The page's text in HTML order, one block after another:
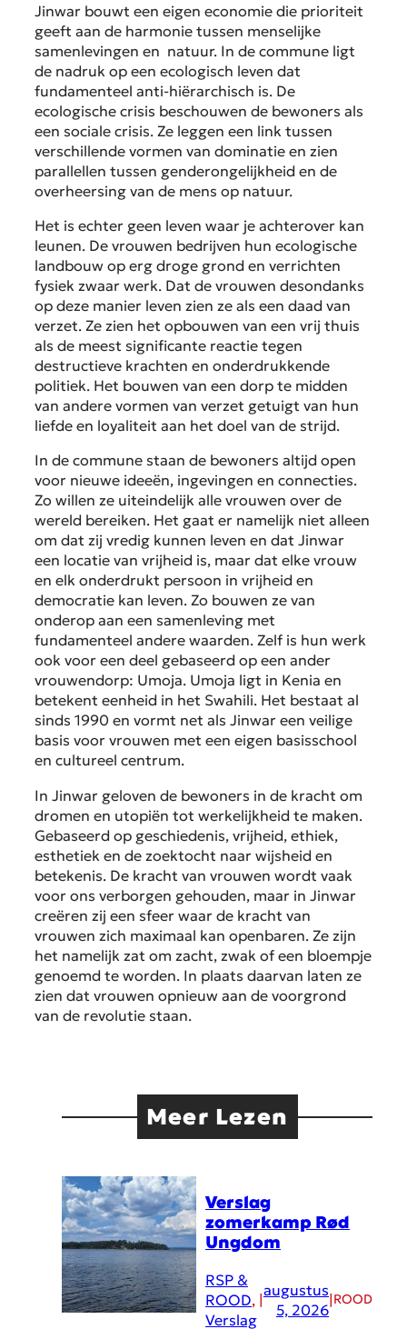
Jinwar bouwt een eigen economie die prioriteit
geeft aan de harmonie tussen menselijke
samenlevingen en natuur. In de commune ligt
de nadruk op een ecologisch leven dat
fundamenteel anti-hiërarchisch is. De
ecologische crisis beschouwen de bewoners als
een sociale crisis. Ze leggen een link tussen
verschillende vormen van dominatie en zien
parallellen tussen genderongelijkheid en de
overheersing van de mens op natuur.
Het is echter geen leven waar je achterover kan
leunen. De vrouwen bedrijven hun ecologische
landbouw op erg droge grond en verrichten
fysiek zwaar werk. Dat de vrouwen desondanks
op deze manier leven zien ze als een daad van
verzet. Ze zien het opbouwen van een vrij thuis
als de meest significante reactie tegen
destructieve krachten en onderdrukkende
politiek. Het bouwen van een dorp te midden
van andere vormen van verzet getuigt van hun
liefde en loyaliteit aan het doel van de strijd.
In de commune staan de bewoners altijd open
voor nieuwe ideeën, ingevingen en connecties.
Zo willen ze uiteindelijk alle vrouwen over de
wereld bereiken. Het gaat er namelijk niet alleen
om dat zij vredig kunnen leven en dat Jinwar
een locatie van vrijheid is, maar dat elke vrouw
en elk onderdrukt persoon in vrijheid en
democratie kan leven. Zo bouwen ze van
onderop aan een samenleving met
fundamenteel andere waarden. Zelf is hun werk
ook voor een deel gebaseerd op een ander
vrouwendorp: Umoja. Umoja ligt in Kenia en
betekent eenheid in het Swahili. Het bestaat al
sinds 1990 en vormt net als Jinwar een veilige
basis voor vrouwen met een eigen basisschool
en cultureel centrum.
In Jinwar geloven de bewoners in de kracht om
dromen en utopiën tot werkelijkheid te maken.
Gebaseerd op geschiedenis, vrijheid, ethiek,
esthetiek en de zoektocht naar wijsheid en
betekenis. De kracht van vrouwen wordt vaak
voor ons verborgen gehouden, maar in Jinwar
creëren zij een sfeer waar de kracht van
vrouwen zich maximaal kan openbaren. Ze zijn
het namelijk zat om zacht, zwak of een bloempje
genoemd te worden. In plaats daarvan laten ze
zien dat vrouwen opnieuw aan de voorgrond
van de revolutie staan.
Meer Lezen
Verslag
zomerkamp Rød
Ungdom
RSP &
ROOD
Verslag
|
augustus
5, 2026
|ROOD